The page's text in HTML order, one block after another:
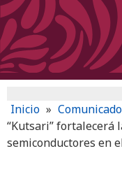
Inicio »
“Kutsari” fortalecerá
semiconductores en